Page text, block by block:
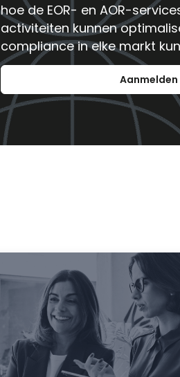
hoe de EOR- en AOR-
activiteiten kunnen
compliance in elke markt
Aanmelden